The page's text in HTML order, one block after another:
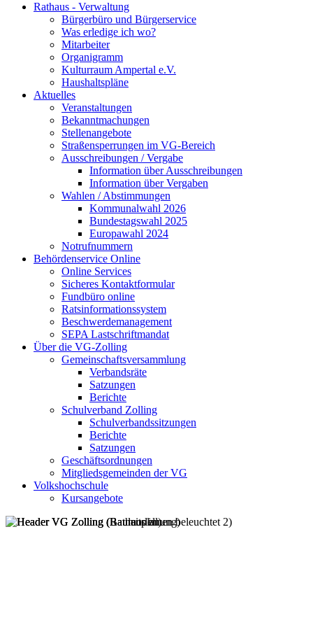
Rathaus - Verwaltung
Bürgerbüro und Bürgerservice
Was erledige ich wo?
Mitarbeiter
Organigramm
Kulturraum Ampertal e.V.
Haushaltspläne
Aktuelles
Veranstaltungen
Bekanntmachungen
Stellenangebote
Straßensperrungen im VG-Bereich
Ausschreibungen / Vergabe
Information über Ausschreibungen
Information über Vergaben
Wahlen / Abstimmungen
Kommunalwahl 2026
Bundestagswahl 2025
Europawahl 2024
Notrufnummern
Behördenservice Online
Online Services
Sicheres Kontaktformular
Fundbüro online
Ratsinformationssystem
Beschwerdemanagement
SEPA Lastschriftmandat
Über die VG-Zolling
Gemeinschaftsversammlung
Verbandsräte
Satzungen
Berichte
Schulverband Zolling
Schulverbandssitzungen
Berichte
Satzungen
Geschäftsordnungen
Mitgliedsgemeinden der VG
Volkshochschule
Kursangebote